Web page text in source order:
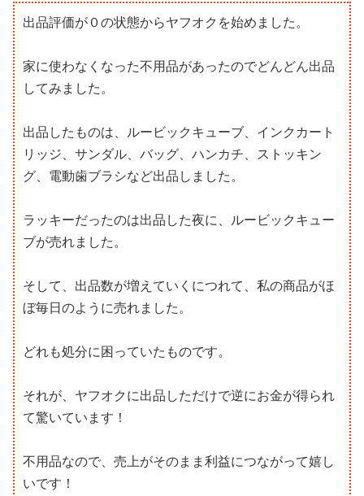
出品評価が０の状態からヤフオクを始めました。
家に使わなくなった不用品があったのでどんどん出品
してみました。
出品したものは、ルービックキューブ、インクカート
リッジ、サンダル、バッグ、ハンカチ、ストッキン
グ、電動歯ブラシなど出品しました。
ラッキーだったのは出品した夜に、ルービックキュー
ブが売れました。
そして、出品数が増えていくにつれて、私の商品がほ
ぼ毎日のように売れました。
どれも処分に困っていたものです。
それが、ヤフオクに出品しただけで逆にお金が得られ
て驚いています！
不用品なので、売上がそのまま利益につながって嬉し
いです！